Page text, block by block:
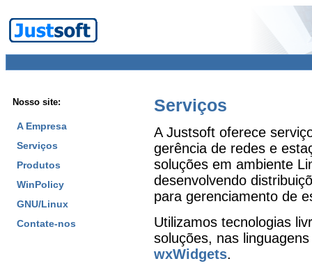
Nosso site:
A Empresa
Serviços
Produtos
WinPolicy
GNU/Linux
Contate-nos
Serviços
A Justsoft oferece
gerência de redes e
soluções em ambiente
desenvolvendo
para gerenciamento de
Utilizamos tecnologias
soluções, nas
wxWidgets.